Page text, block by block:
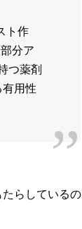
ト作
分ア
つ薬剤
用性
らしているの